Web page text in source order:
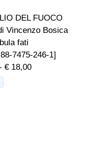
DEL FUOCO
Vincenzo Bosica
fati
7475-246-1]
€ 18,00